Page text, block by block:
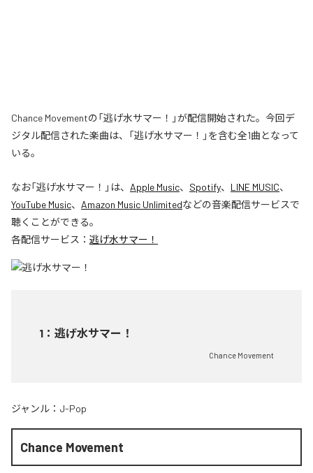
Chance Movementの「逃げ水サマー！」が配信開始された。今回デ
ジタル配信された楽曲は、「逃げ水サマー！」を含む全1曲となって
いる。
なお「逃げ水サマー！ 」は、 Apple Music、 Spotify、 LINE MUSIC、
YouTube Music、 Amazon Music Unlimitedなどの音楽配信サービスで
聴くことができる。
各配信サービス： 逃げ水サマー！
1 ： 逃げ水サマー！
Chance Movement
ジャンル： J-Pop
Chance Movement